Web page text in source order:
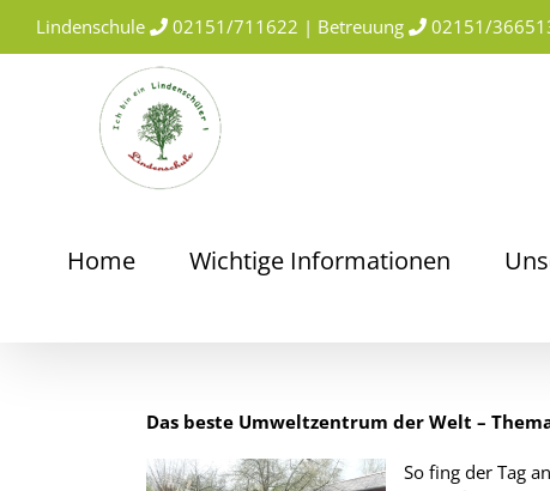
Lindenschule 02151/711622 | Betreuung 02151/
Home Wichtige Informationen
Das beste Umweltzentrum der Welt –
So fing der Tag